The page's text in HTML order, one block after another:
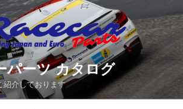
パーツ カタログ
紹介しております